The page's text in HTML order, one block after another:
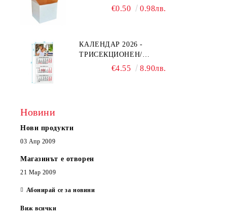
€0.50 0.98лв.
КАЛЕНДАР 2026 -
ТРИСЕКЦИОНЕН/
ЕДНОСЕКЦИОНЕН
€4.55 8.90лв.
Новини
Нови продукти
03 Апр 2009
Магазинът е отворен
21 Мар 2009
Абонирай се за новини
Виж всички